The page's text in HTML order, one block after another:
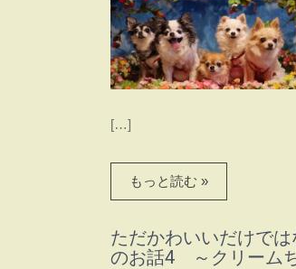
[…]
もっと読む »
ただかわいいだけで
のお話4 ～クリーム